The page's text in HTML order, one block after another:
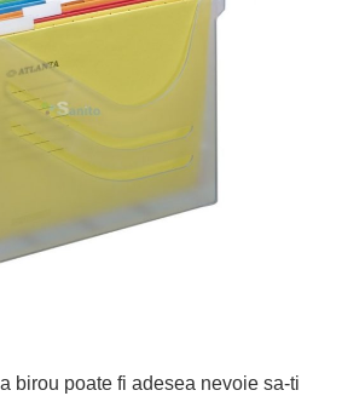
birou poate fi adesea nevoie sa-ti